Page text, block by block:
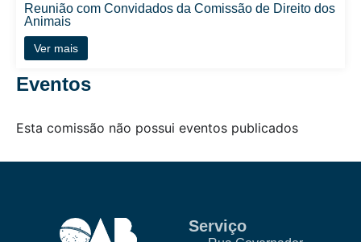
Reunião com Convidados da Comissão de Direito dos
Animais
Ver mais
Eventos
Esta comissão não possui eventos publicados
Serviço